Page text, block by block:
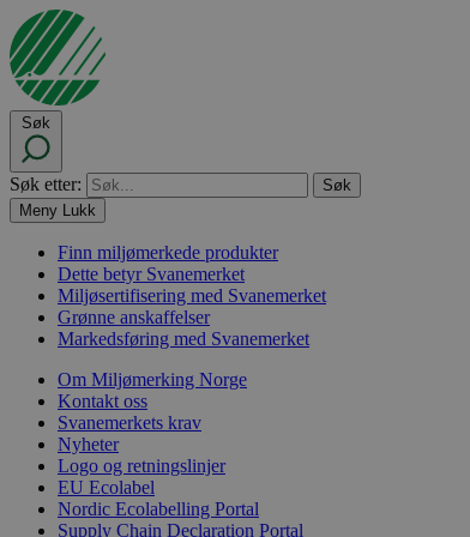
Søk
Søk etter:
Meny Lukk
Finn miljømerkede produkter
Dette betyr Svanemerket
Miljøsertifisering med Svanemerket
Grønne anskaffelser
Markedsføring med Svanemerket
Om Miljømerking Norge
Kontakt oss
Svanemerkets krav
Nyheter
Logo og retningslinjer
EU Ecolabel
Nordic Ecolabelling Portal
Supply Chain Declaration Portal